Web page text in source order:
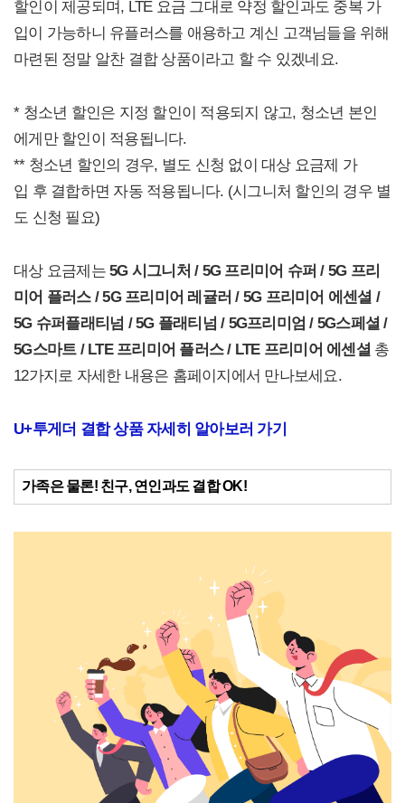
할인이 제공되며, LTE 요금 그대로 약정 할인과도 중복 가
입이 가능하니 유플러스를 애용하고 계신 고객님들을 위해
마련된 정말 알찬 결합 상품이라고 할 수 있겠네요.
* 청소년 할인은 지정 할인이 적용되지 않고, 청소년 본인
에게만 할인이 적용됩니다.
** 청소년 할인의 경우, 별도 신청 없이 대상 요금제 가
입 후 결합하면 자동 적용됩니다. (시그니처 할인의 경우 별
도 신청 필요)
대상 요금제는 5G 시그니처 / 5G 프리미어 슈퍼 / 5G 프리
미어 플러스 / 5G 프리미어 레귤러 / 5G 프리미어 에센셜 /
5G 슈퍼플래티넘 / 5G 플래티넘 / 5G프리미엄 / 5G스페셜 /
5G스마트 / LTE 프리미어 플러스 / LTE 프리미어 에센셜 총
12가지로 자세한 내용은 홈페이지에서 만나보세요.
U+투게더 결합 상품 자세히 알아보러 가기
가족은 물론! 친구, 연인과도 결합 OK!